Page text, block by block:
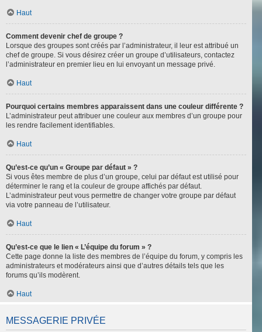
Haut
Comment devenir chef de groupe ?
Lorsque des groupes sont créés par l’administrateur, il leur est attribué un
chef de groupe. Si vous désirez créer un groupe d’utilisateurs, contactez
l’administrateur en premier lieu en lui envoyant un message privé.
Haut
Pourquoi certains membres apparaissent dans une couleur différente ?
L’administrateur peut attribuer une couleur aux membres d’un groupe pour
les rendre facilement identifiables.
Haut
Qu’est-ce qu’un « Groupe par défaut » ?
Si vous êtes membre de plus d’un groupe, celui par défaut est utilisé pour
déterminer le rang et la couleur de groupe affichés par défaut.
L’administrateur peut vous permettre de changer votre groupe par défaut
via votre panneau de l’utilisateur.
Haut
Qu’est-ce que le lien « L’équipe du forum » ?
Cette page donne la liste des membres de l’équipe du forum, y compris les
administrateurs et modérateurs ainsi que d’autres détails tels que les
forums qu’ils modèrent.
Haut
MESSAGERIE PRIVÉE